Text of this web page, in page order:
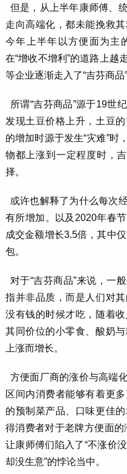
但是，从上半年康师傅、
走向高端化，都未能挽救
今年上半年以方便面为主
在“增收不增利”的道路上越
等企业逐渐走入了“吉芬商品
所谓“吉芬商品”源于19世
发现土豆价格上升，土豆
的增加时源于发生“灾难”时
物都上涨到一定程度时，
择。
或许也解释了为什么每次
有所增加。以及2020年春
成交金额增长3.5倍，其中
包。
对于“吉芬商品”来说，一
指并非品质，而是人们对
没有钱的时候才吃，随着
其同价位的小零食、酸奶
上涨而增长。
方便面厂商的涨价与高端
区间内消费者能够有着更
的预制菜产品、口味更佳
得消费者对于老牌方便面的
让康师傅们陷入了“不涨价
却没生意”的悖论当中。